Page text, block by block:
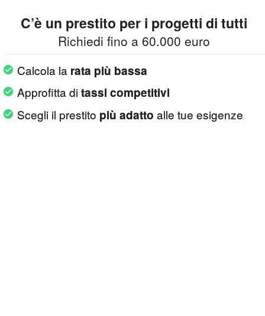
C’è un prestito per i progetti di tutti
Richiedi fino a 60.000 euro
Calcola la rata più bassa
Approfitta ditassi competitivi
Scegli il prestito più adatto alle tue esigenze